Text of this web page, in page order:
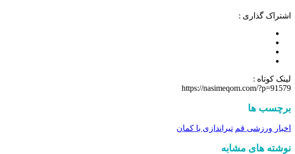
اشتراک گذاری :
لینک کوتاه :
https://nasimeqom.com/?p=91579
برچسب ها
اخبار ورزشی قم تیراندازی با کمان
نوشته های مشابه